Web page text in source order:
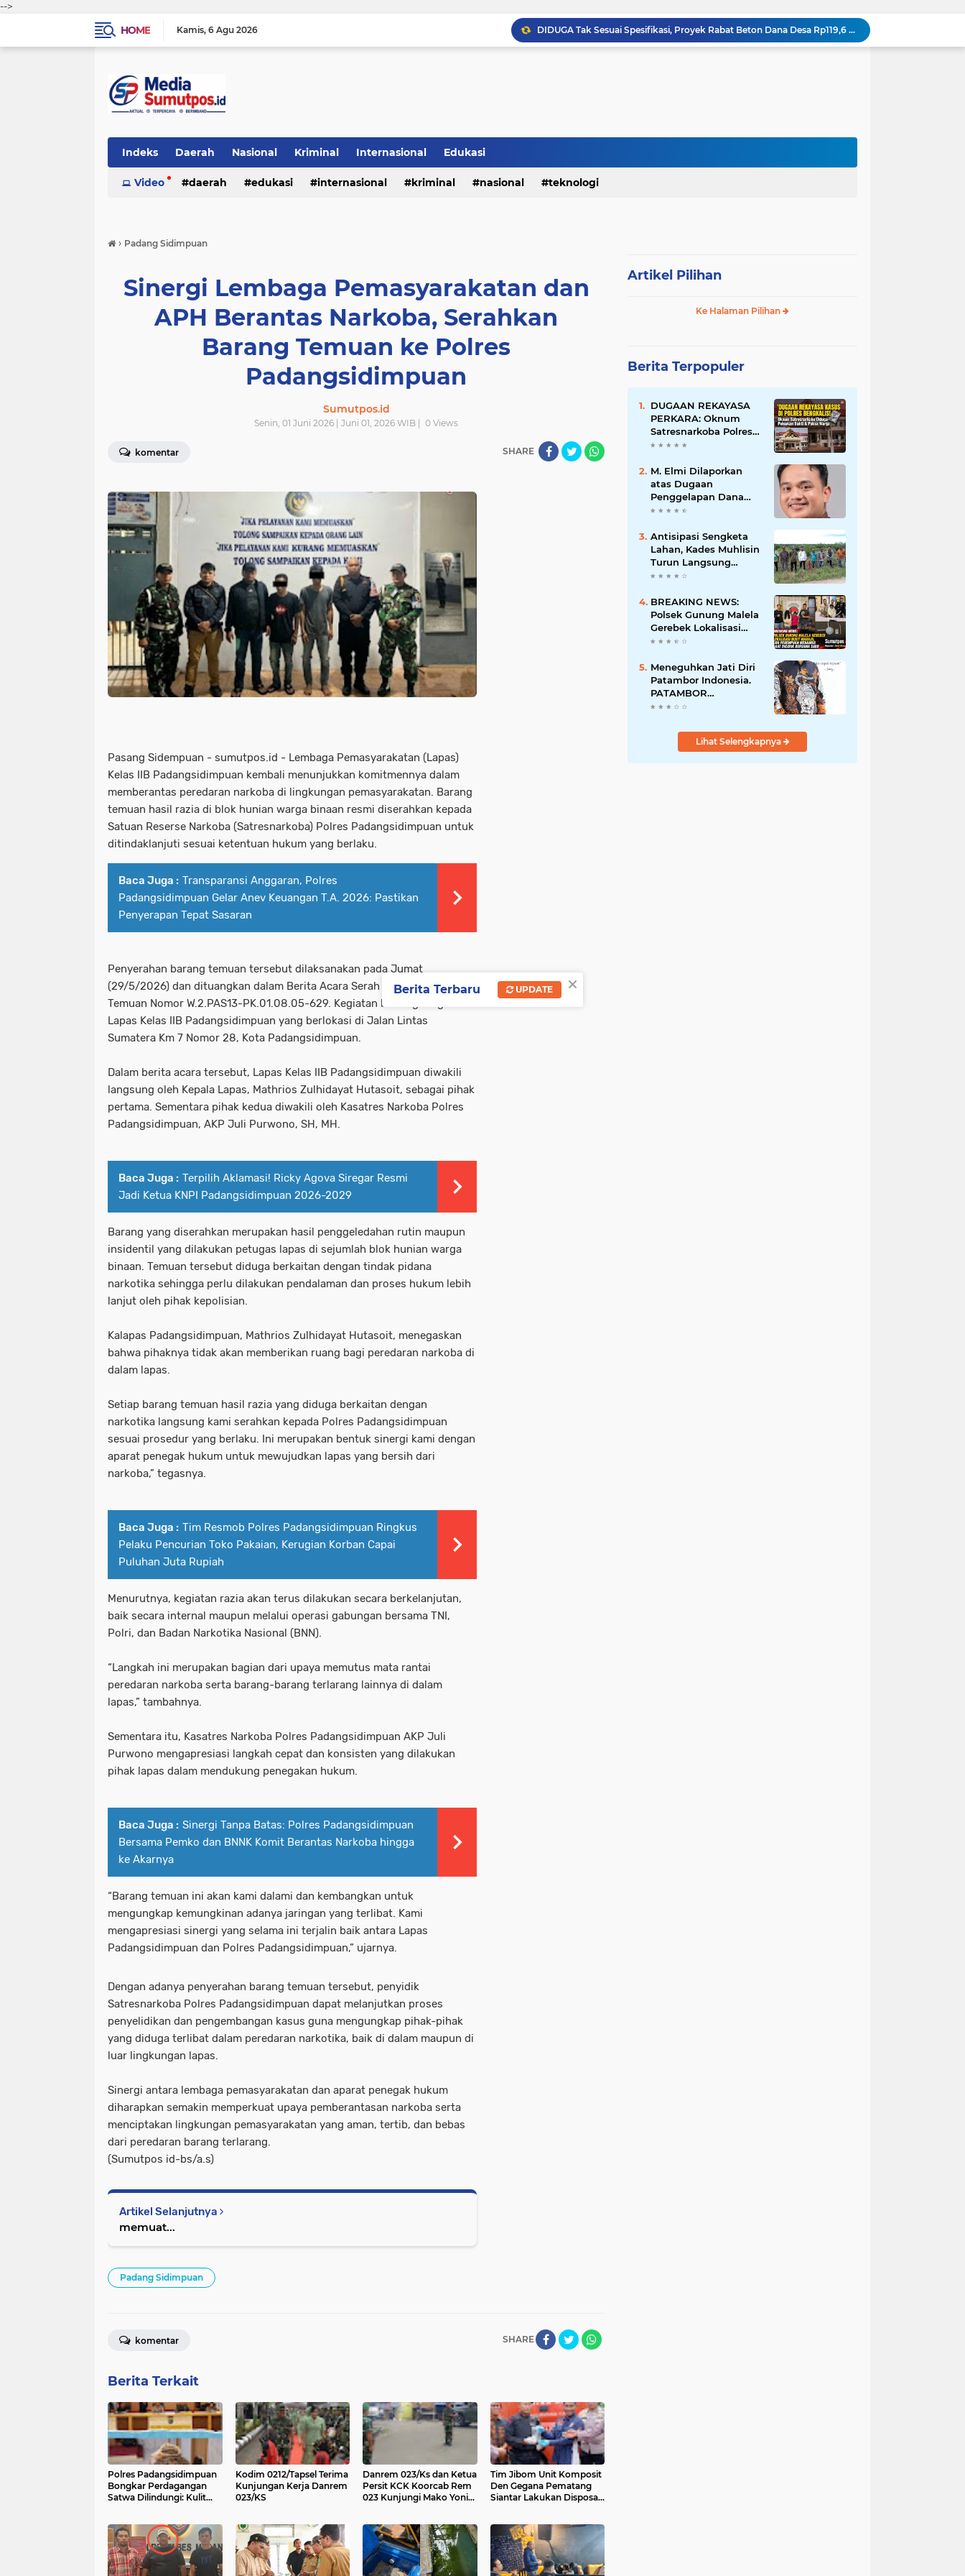
-->
HOME
Kamis 6 Agu 2026
DIDUGA Tak Sesuai Spesifikasi, Proyek Rabat Beton Dana Desa Rp119,6 Juta di Sahkuda Bayu Disorot, Warga Minta Inspektorat Turun Periksa
GMKI Pematangsiantar–Simalungun siap Laksanakan Pengabdian Masyarakat "
Dalam Rangka HUT RI ke-81 dan Hari Jadi ke-61 Tanjab Barat Bupati Tanjab Barat Secara Resmi Membukaan Lomba Domino
Sabam Rajaguguk Hadiri Konsolidasi Gerindra Labuhanbatu
Indeks Daerah Nasional Kriminal Internasional Edukasi
Video daerah edukasi internasional kriminal nasional teknologi
› Padang Sidimpuan
Sinergi Lembaga Pemasyarakatan dan
APH Berantas Narkoba, Serahkan
Barang Temuan ke Polres
Padangsidimpuan
Sumutpos.id
Senin, 01 Juni 2026 | Juni 01, 2026 WIB | 0 Views
komentar SHARE
Pasang Sidempuan - sumutpos.id - Lembaga Pemasyarakatan (Lapas)
Kelas IIB Padangsidimpuan kembali menunjukkan komitmennya dalam
memberantas peredaran narkoba di lingkungan pemasyarakatan. Barang
temuan hasil razia di blok hunian warga binaan resmi diserahkan kepada
Satuan Reserse Narkoba (Satresnarkoba) Polres Padangsidimpuan untuk
ditindaklanjuti sesuai ketentuan hukum yang berlaku.
Baca Juga : Transparansi Anggaran, Polres
Padangsidimpuan Gelar Anev Keuangan T.A. 2026: Pastikan
Penyerapan Tepat Sasaran
Penyerahan barang temuan tersebut dilaksanakan pada Jumat
(29/5/2026) dan dituangkan dalam Berita Acara Serah Terima Barang
Temuan Nomor W.2.PAS13-PK.01.08.05-629. Kegiatan berlangsung di
Lapas Kelas IIB Padangsidimpuan yang berlokasi di Jalan Lintas
Sumatera Km 7 Nomor 28, Kota Padangsidimpuan.
Dalam berita acara tersebut, Lapas Kelas IIB Padangsidimpuan diwakili
langsung oleh Kepala Lapas, Mathrios Zulhidayat Hutasoit, sebagai pihak
pertama. Sementara pihak kedua diwakili oleh Kasatres Narkoba Polres
Padangsidimpuan, AKP Juli Purwono, SH, MH.
Baca Juga : Terpilih Aklamasi! Ricky Agova Siregar Resmi
Jadi Ketua KNPI Padangsidimpuan 2026-2029
Barang yang diserahkan merupakan hasil penggeledahan rutin maupun
insidentil yang dilakukan petugas lapas di sejumlah blok hunian warga
binaan. Temuan tersebut diduga berkaitan dengan tindak pidana
narkotika sehingga perlu dilakukan pendalaman dan proses hukum lebih
lanjut oleh pihak kepolisian.
Kalapas Padangsidimpuan, Mathrios Zulhidayat Hutasoit, menegaskan
bahwa pihaknya tidak akan memberikan ruang bagi peredaran narkoba di
dalam lapas.
Setiap barang temuan hasil razia yang diduga berkaitan dengan
narkotika langsung kami serahkan kepada Polres Padangsidimpuan
sesuai prosedur yang berlaku. Ini merupakan bentuk sinergi kami dengan
aparat penegak hukum untuk mewujudkan lapas yang bersih dari
narkoba,” tegasnya.
Baca Juga : Tim Resmob Polres Padangsidimpuan Ringkus
Pelaku Pencurian Toko Pakaian, Kerugian Korban Capai
Puluhan Juta Rupiah
Menurutnya, kegiatan razia akan terus dilakukan secara berkelanjutan,
baik secara internal maupun melalui operasi gabungan bersama TNI,
Polri, dan Badan Narkotika Nasional (BNN).
“Langkah ini merupakan bagian dari upaya memutus mata rantai
peredaran narkoba serta barang-barang terlarang lainnya di dalam
lapas,” tambahnya.
Sementara itu, Kasatres Narkoba Polres Padangsidimpuan AKP Juli
Purwono mengapresiasi langkah cepat dan konsisten yang dilakukan
pihak lapas dalam mendukung penegakan hukum.
Baca Juga : Sinergi Tanpa Batas: Polres Padangsidimpuan
Bersama Pemko dan BNNK Komit Berantas Narkoba hingga
ke Akarnya
“Barang temuan ini akan kami dalami dan kembangkan untuk
mengungkap kemungkinan adanya jaringan yang terlibat. Kami
mengapresiasi sinergi yang selama ini terjalin baik antara Lapas
Padangsidimpuan dan Polres Padangsidimpuan,” ujarnya.
Dengan adanya penyerahan barang temuan tersebut, penyidik
Satresnarkoba Polres Padangsidimpuan dapat melanjutkan proses
penyelidikan dan pengembangan kasus guna mengungkap pihak-pihak
yang diduga terlibat dalam peredaran narkotika, baik di dalam maupun di
luar lingkungan lapas.
Sinergi antara lembaga pemasyarakatan dan aparat penegak hukum
diharapkan semakin memperkuat upaya pemberantasan narkoba serta
menciptakan lingkungan pemasyarakatan yang aman, tertib, dan bebas
dari peredaran barang terlarang.
(Sumutpos id-bs/a.s)
Artikel Selanjutnya
memuat...
Padang Sidimpuan
SHARE
komentar
Berita Terkait
Polres Padangsidimpuan
Bongkar Perdagangan
Satwa Dilindungi: Kulit
Kodim 0212/Tapsel Terima
Kunjungan Kerja Danrem
023/KS
‎Danrem 023/Ks dan Ketua
Persit KCK Koorcab Rem
023 Kunjungi Mako Yonif
Tim Jibom Unit Komposit
Den Gegana Pematang
Siantar Lakukan Disposal
Artikel Pilihan
Ke Halaman Pilihan
Berita Terpopuler
DUGAAN REKAYASA
PERKARA: Oknum
Satresnarkoba Polres
Bengkalis Diduga
Hingga Paksa Warga
Hadir di TKP
M. Elmi Dilaporkan
atas Dugaan
Penggelapan Dana
Pensiunan Guru dan
Pastikan Proses
Hukum Berjalan
Antisipasi Sengketa
Lahan, Kades Muhlisin
Turun Langsung
Tinjau Batas Wilayah
Diserobot PT Jatim
Jaya Perkasa
BREAKING NEWS:
Polsek Gunung Malela
Gerebek Lokalisasi
Bukit Maraja, Dua
Saat Diciduk Bersama
Sabu
Meneguhkan Jati Diri
Patambor Indonesia.
PATAMBOR
INDONESIA Akan
Jakarta.
Lihat Selengkapnya
×
Berita Terbaru UPDATE